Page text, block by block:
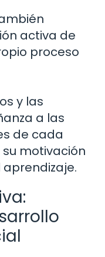
activa de
proceso
y las
a las
de cada
motivación